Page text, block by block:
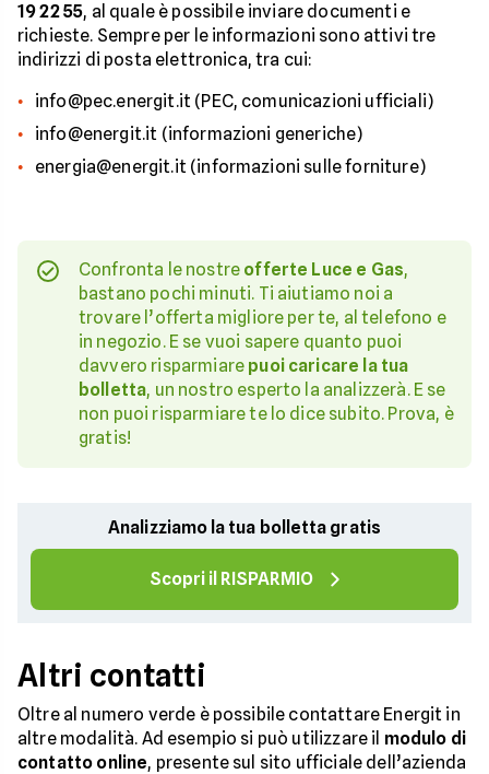
19 22 55, al quale è possibile inviare documenti e
richieste. Sempre per le informazioni sono attivi tre
indirizzi di posta elettronica, tra cui:
info@pec.energit.it (PEC, comunicazioni ufficiali)
info@energit.it (informazioni generiche)
energia@energit.it (informazioni sulle forniture)
Confronta le nostre offerte Luce e Gas,
bastano pochi minuti. Ti aiutiamo noi a
trovare l’offerta migliore per te, al telefono e
in negozio. E se vuoi sapere quanto puoi
davvero risparmiare puoi caricare la tua
bolletta, un nostro esperto la analizzerà. E se
non puoi risparmiare te lo dice subito. Prova, è
gratis!
Analizziamo la tua bolletta gratis
Scopri il RISPARMIO
Altri contatti
Oltre al numero verde è possibile contattare Energit in
altre modalità. Ad esempio si può utilizzare il modulo di
contatto online, presente sul sito ufficiale dell’azienda